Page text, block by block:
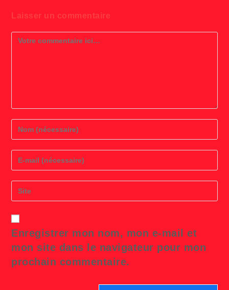
Laisser un commentaire
Comment
Enter
your
or
username
to
comment
Enter
your
address
comment
Saisir
l’URL
votre
site
(facultatif)
Enregistrer mon nom, mon e-mail et
mon site dans le navigateur pour mon
prochain commentaire.